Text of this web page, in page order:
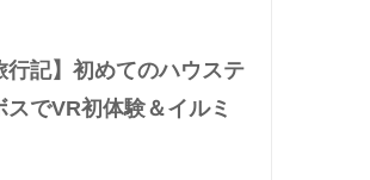
行記】初めてのハウステ
スでVR初体験＆イルミ